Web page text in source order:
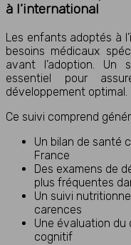
à l’international
Les enfants adoptés à
besoins médicaux
avant l’adoption. Un
essentiel pour
développement optimal.
Ce suivi comprend
Un bilan de santé
France
Des examens de
plus fréquentes
Un suivi
carences
Une évaluation
cognitif